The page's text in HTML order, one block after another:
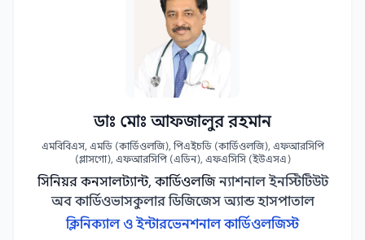
ডাঃ মোঃ আফজালুর রহমান
এমবিবিএস, এমডি (কার্ডিওলজি), পিএইচডি (কার্ডিওলজি), এফআরসিপি
(গ্লাসগো), এফআরসিপি (এডিন), এফএসিসি (ইউএসএ)
সিনিয়র কনসালট্যান্ট, কার্ডিওলজি ন্যাশনাল ইনস্টিটিউট
অব কার্ডিওভাসকুলার ডিজিজেস অ্যান্ড হাসপাতাল
ক্লিনিক্যাল ও ইন্টারভেনশনাল কার্ডিওলজিস্ট